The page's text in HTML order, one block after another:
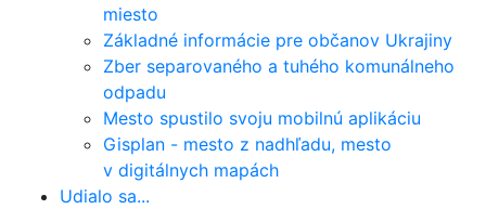
miesto
Základné informácie pre občanov Ukrajiny
Zber separovaného a tuhého komunálneho
odpadu
Mesto spustilo svoju mobilnú aplikáciu
Gisplan - mesto z nadhľadu, mesto
v digitálnych mapách
Udialo sa...